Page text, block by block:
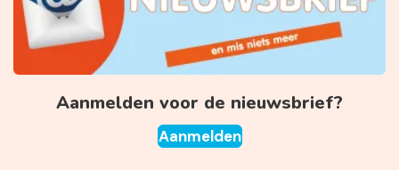
Aanmelden voor de nieuwsbrief?
Aanmelden